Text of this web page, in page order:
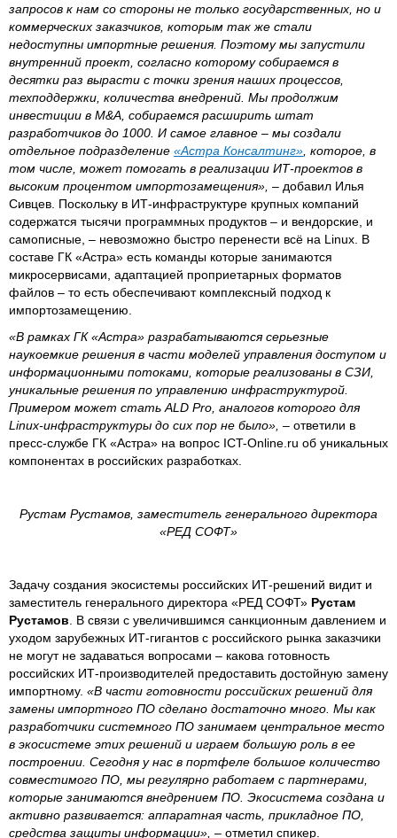
запросов к нам со стороны не только государственных, но и
коммерческих заказчиков, которым так же стали
недоступны импортные решения. Поэтому мы запустили
внутренний проект, согласно которому собираемся в
десятки раз вырасти с точки зрения наших процессов,
техподдержки, количества внедрений. Мы продолжим
инвестиции в M&A, собираемся расширить штат
разработчиков до 1000. И самое главное – мы создали
отдельное подразделение «Астра Консалтинг» , которое, в
том числе, может помогать в реализации ИТ-проектов в
высоким процентом импортозамещения», – добавил Илья
Сивцев. Поскольку в ИТ-инфраструктуре крупных компаний
содержатся тысячи программных продуктов – и вендорские, и
самописные, – невозможно быстро перенести всё на Linux. В
составе ГК «Астра» есть команды которые занимаются
микросервисами, адаптацией проприетарных форматов
файлов – то есть обеспечивают комплексный подход к
импортозамещению.
«В рамках ГК «Астра» разрабатываются серьезные
наукоемкие решения в части моделей управления доступом и
информационными потоками, которые реализованы в СЗИ,
уникальные решения по управлению инфраструктурой.
Примером может стать ALD Pro, аналогов которого для
Linux-инфраструктуры до сих пор не было», – ответили в
пресс-службе ГК «Астра» на вопрос ICT-Online.ru об уникальных
компонентах в российских разработках.
Рустам Рустамов, заместитель генерального директора
«РЕД СОФТ»
Задачу создания экосистемы российских ИТ-решений видит и
заместитель генерального директора «РЕД СОФТ» Рустам
Рустамов . В связи с увеличившимся санкционным давлением и
уходом зарубежных ИТ-гигантов с российского рынка заказчики
не могут не задаваться вопросами – какова готовность
российских ИТ-производителей предоставить достойную замену
импортному. «В части готовности российских решений для
замены импортного ПО сделано достаточно много. Мы как
разработчики системного ПО занимаем центральное место
в экосистеме этих решений и играем большую роль в ее
построении. Сегодня у нас в портфеле большое количество
совместимого ПО, мы регулярно работаем с партнерами,
которые занимаются внедрением ПО. Экосистема создана и
активно развивается: аппаратная часть, прикладное ПО,
средства защиты информации», – отметил спикер.